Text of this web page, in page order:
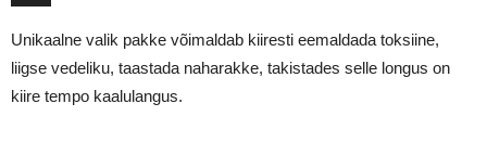
Unikaalne valik pakke võimaldab kiiresti eemaldada toksiine,
liigse vedeliku, taastada naharakke, takistades selle longus on
kiire tempo kaalulangus.